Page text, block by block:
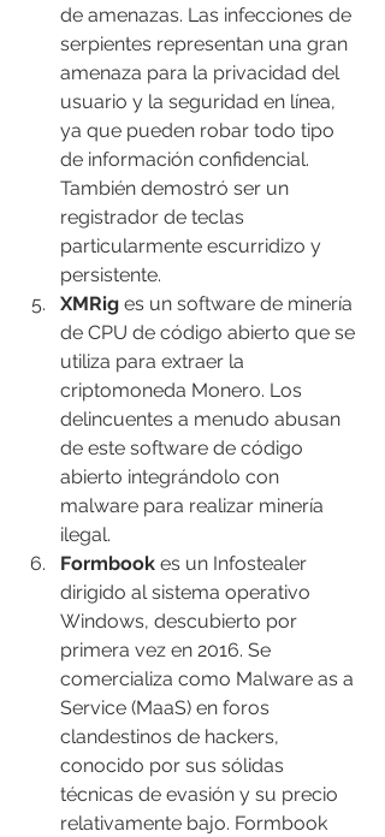
de amenazas. Las infecciones de
serpientes representan una gran
amenaza para la privacidad del
usuario y la seguridad en línea,
ya que pueden robar todo tipo
de información confidencial.
También demostró ser un
registrador de teclas
particularmente escurridizo y
persistente.
XMRig es un software de minería
de CPU de código abierto que se
utiliza para extraer la
criptomoneda Monero. Los
delincuentes a menudo abusan
de este software de código
abierto integrándolo con
malware para realizar minería
ilegal.
Formbook es un Infostealer
dirigido al sistema operativo
Windows, descubierto por
primera vez en 2016. Se
comercializa como Malware as a
Service (MaaS) en foros
clandestinos de hackers,
conocido por sus sólidas
técnicas de evasión y su precio
relativamente bajo. Formbook